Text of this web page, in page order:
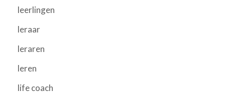
leerlingen
leraar
leraren
leren
life coach